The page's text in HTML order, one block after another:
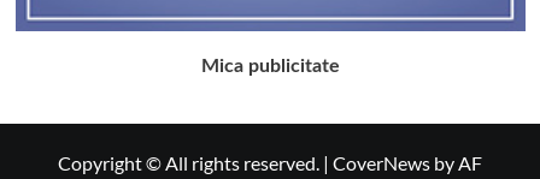
Mica publicitate
Copyright © All rights reserved. | CoverNews by AF